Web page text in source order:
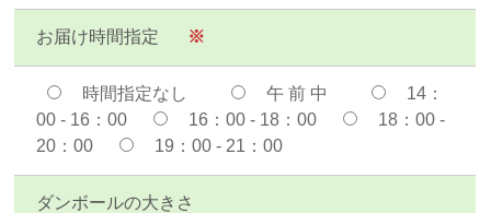
お届け時間指定 ※
時間指定なし 午 前 中
14：
00 - 16：00
16：00 - 18：00
18：00 -
20：00
19：00 - 21：00
ダンボールの大きさ